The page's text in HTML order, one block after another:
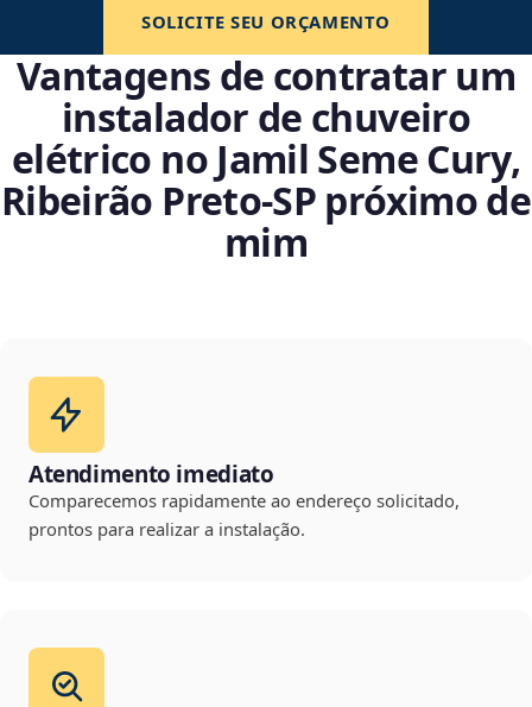
SOLICITE SEU ORÇAMENTO
Vantagens de contratar um
instalador de chuveiro
elétrico no Jamil Seme Cury,
Ribeirão Preto‑SP próximo de
mim
Atendimento imediato
Comparecemos rapidamente ao endereço solicitado,
prontos para realizar a instalação.